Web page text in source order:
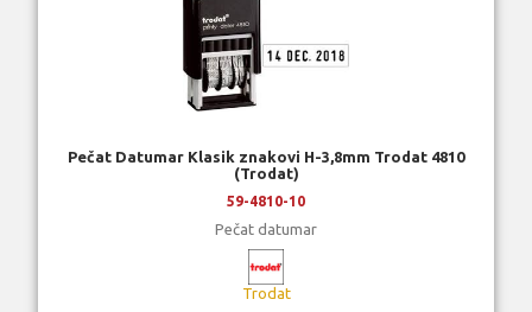
Pečat Datumar Klasik znakovi H-3,8mm Trodat 4810
(Trodat)
59-4810-10
Pečat datumar
Trodat